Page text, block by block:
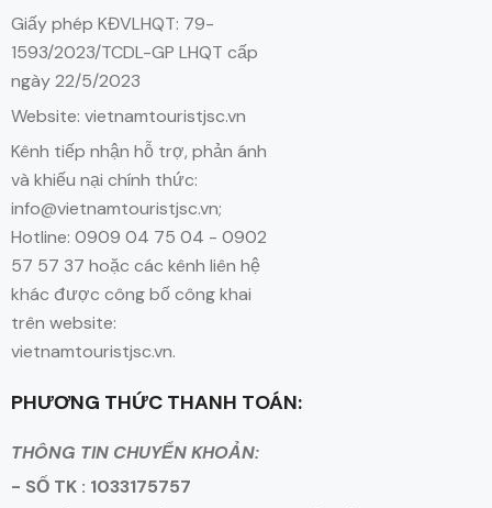
Giấy phép KĐVLHQT: 79-
1593/2023/TCDL-GP LHQT cấp
ngày 22/5/2023
Website: vietnamtouristjsc.vn
Kênh tiếp nhận hỗ trợ, phản ánh
và khiếu nại chính thức:
info@vietnamtouristjsc.vn;
Hotline: 0909 04 75 04 - 0902
57 57 37 hoặc các kênh liên hệ
khác được công bố công khai
trên website:
vietnamtouristjsc.vn.
PHƯƠNG THỨC THANH TOÁN:
THÔNG TIN CHUYỂN KHOẢN:
- SỐ TK : 1033175757